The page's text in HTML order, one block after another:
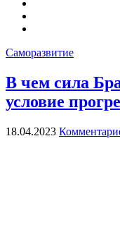
Саморазвитие
В чем сила
условие
18.04.2023